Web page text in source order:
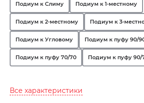
Подиум к Слиму Подиум к 1-местному
Подиум к 2-местному Подиум к 3-
Подиум к Угловому Подиум к пуфу 90/
Подиум к пуфу 70/70 Подиум к пуфу 90/
Все характеристики